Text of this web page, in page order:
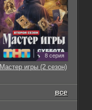
8 серия
Мастер игры (2 сезон)
все